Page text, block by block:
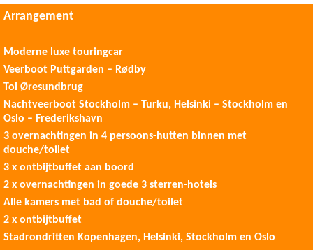
Arrangement
Moderne luxe touringcar
Veerboot Puttgarden – Rødby
Tol Øresundbrug
Nachtveerboot Stockholm – Turku, Helsinki – Stockholm en
Oslo – Frederikshavn
3 overnachtingen in 4 persoons-hutten binnen met
douche/toilet
3 x ontbijtbuffet aan boord
2 x overnachtingen in goede 3 sterren-hotels
Alle kamers met bad of douche/toilet
2 x ontbijtbuffet
Stadrondritten Kopenhagen, Helsinki, Stockholm en Oslo